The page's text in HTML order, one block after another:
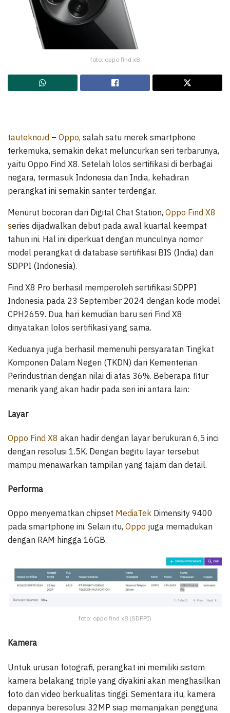
foto: oppo find x8
tautekno.id – Oppo, salah satu merek smartphone
terkemuka, semakin dekat meluncurkan seri terbarunya,
yaitu Oppo Find X8. Setelah lolos sertifikasi di berbagai
negara, termasuk Indonesia dan India, kehadiran
perangkat ini semakin santer terdengar.
Menurut bocoran dari Digital Chat Station, Oppo Find X8
series dijadwalkan debut pada awal kuartal keempat
tahun ini. Hal ini diperkuat dengan munculnya nomor
model perangkat di database sertifikasi BIS (India) dan
SDPPI (Indonesia).
Find X8 Pro berhasil memperoleh sertifikasi SDPPI
Indonesia pada 23 September 2024 dengan kode model
CPH2659. Dua hari kemudian baru seri Find X8
dinyatakan lolos sertifikasi yang sama.
Keduanya juga berhasil memenuhi persyaratan Tingkat
Komponen Dalam Negeri (TKDN) dari Kementerian
Perindustrian dengan nilai di atas 36%. Beberapa fitur
menarik yang akan hadir pada seri ini antara lain:
Layar
Oppo Find X8 akan hadir dengan layar berukuran 6,5 inci
dengan resolusi 1.5K. Dengan begitu layar tersebut
mampu menawarkan tampilan yang tajam dan detail.
Performa
Oppo menyematkan chipset MediaTek Dimensity 9400
pada smartphone ini. Selain itu, Oppo juga memadukan
dengan RAM hingga 16GB.
foto: oppo find x8 (SDPPI)
Kamera
Untuk urusan fotografi, perangkat ini memiliki sistem
kamera belakang triple yang diyakini akan menghasilkan
foto dan video berkualitas tinggi. Sementara itu, kamera
depannya beresolusi 32MP siap memanjakan pengguna